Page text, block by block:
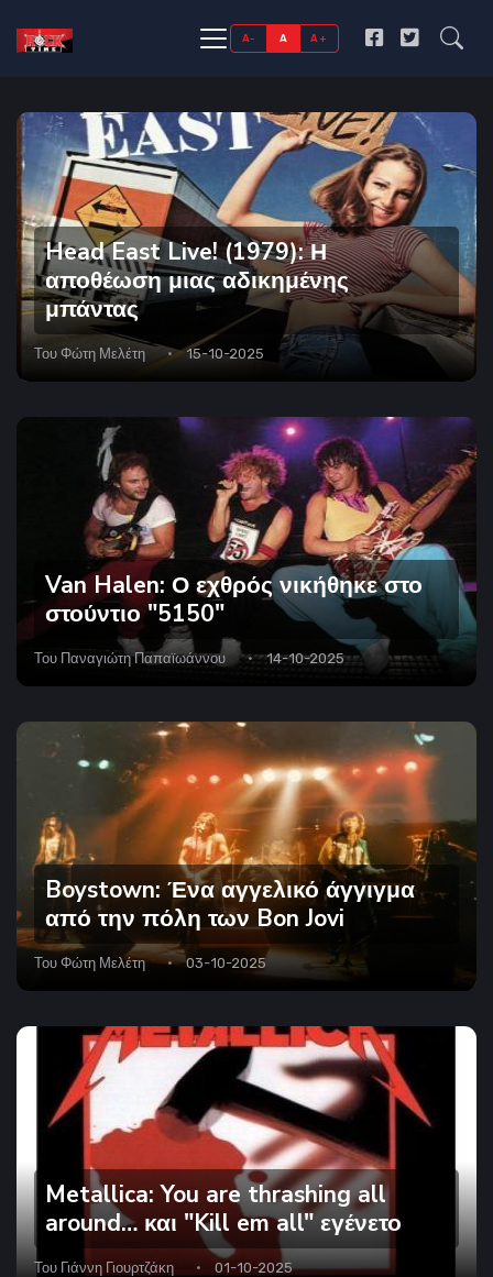
A- A A+
Head East Live! (1979): Η
αποθέωση μιας αδικημένης
μπάντας
Του Φώτη Μελέτη 15-10-2025
Van Halen: Ο εχθρός νικήθηκε στο
στούντιο "5150"
Του Παναγιώτη Παπαϊωάννου 14-10-2025
Boystown: Ένα αγγελικό άγγιγμα
από την πόλη των Bon Jovi
Του Φώτη Μελέτη 03-10-2025
Metallica: You are thrashing all
around… και "Kill em all" εγένετο
Του Γιάννη Γιουρτζάκη 01-10-2025